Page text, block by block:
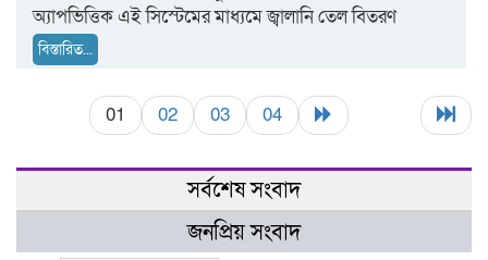
অ্যাপভিত্তিক এই সিস্টেমের মাধ্যমে জ্বালানি তেল বিতরণ
বিস্তারিত...
01 02 03 04
সর্বশেষ সংবাদ
জনপ্রিয় সংবাদ